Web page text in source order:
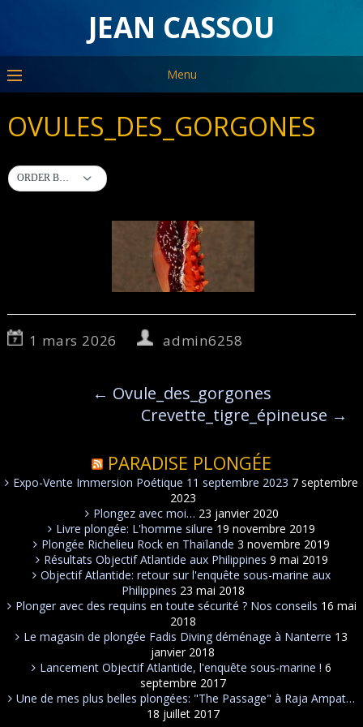
JEAN CASSOU
Menu
OVULES_DES_GORGONES
ORDER BY DEFAULT
1 mars 2026 admin6258
← Ovule_des_gorgones
Crevette_tigre_épineuse →
PARADISE PLONGÉE
Expo-Vente Immersion Poétique 11 septembre 2023 7 septembre
2023
Plongez avec moi… 23 janvier 2020
Livre plongée: L'homme silure 19 novembre 2019
Plongée Richelieu Rock en Thaïlande 3 novembre 2019
Résultats Objectif Atlantide aux Philippines 9 mai 2019
Objectif Atlantide: retour sur l'enquête sous-marine aux
Philippines 23 mai 2018
Plonger avec des requins en toute sécurité ? Nos conseils 16 mai
2018
Le magasin de plongée Fadis Diving déménage à Nanterre 13
janvier 2018
Lancement Objectif Atlantide, l'enquête sous-marine ! 6
septembre 2017
Une de mes plus belles plongées: "The Passage" à Raja Ampat…
18 juillet 2017